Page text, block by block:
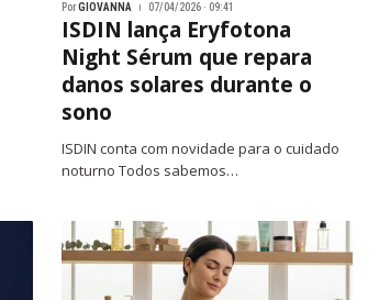
PorGIOVANNA 07/04/2026 · 09:41
ISDIN lança Eryfotona
Night Sérum que repara
danos solares durante o
sono
ISDIN conta com novidade para o cuidado
noturno Todos sabemos…